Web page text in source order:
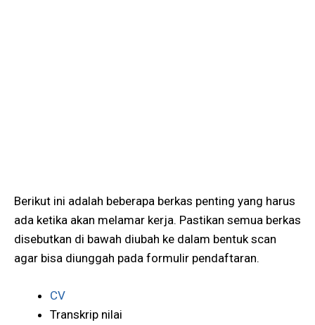
Berikut ini adalah beberapa berkas penting yang harus
ada ketika akan melamar kerja. Pastikan semua berkas
disebutkan di bawah diubah ke dalam bentuk scan
agar bisa diunggah pada formulir pendaftaran.
CV
Transkrip nilai